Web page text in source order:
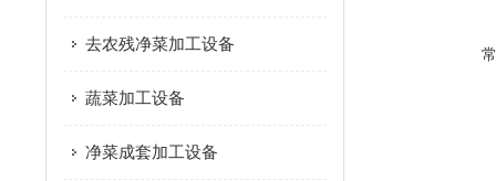
去农残净菜加工设备
蔬菜加工设备
净菜成套加工设备